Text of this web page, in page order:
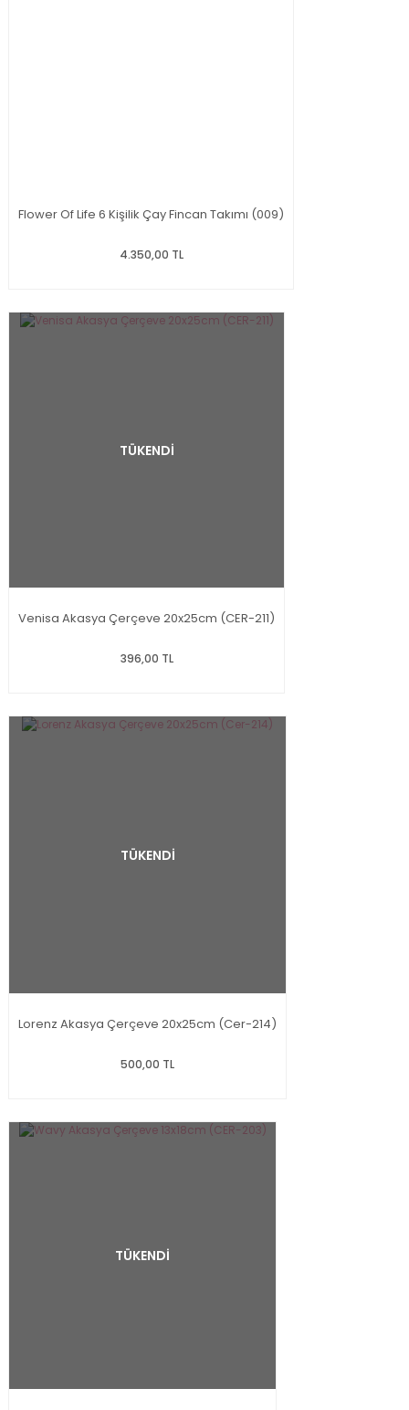
Flower Of Life 6 Kişilik Çay Fincan Takımı (009)
4.350,00 TL
TÜKENDİ
Venisa Akasya Çerçeve 20x25cm (CER-211)
396,00 TL
TÜKENDİ
Lorenz Akasya Çerçeve 20x25cm (Cer-214)
500,00 TL
TÜKENDİ